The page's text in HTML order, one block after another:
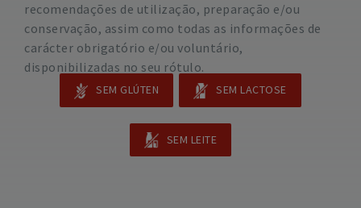
recomendações de utilização, preparação e/ou
conservação, assim como todas as informações de
carácter obrigatório e/ou voluntário,
disponibilizadas no seu rótulo.
SEM GLÚTEN SEM LACTOSE
SEM LEITE